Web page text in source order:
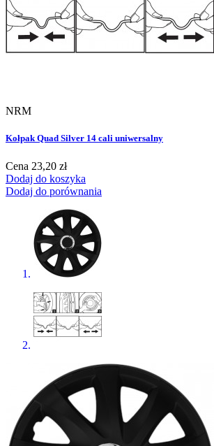
NRM
Kołpak Quad Silver 14 cali uniwersalny
Cena 23,20 zł
Dodaj do koszyka
Dodaj do porównania